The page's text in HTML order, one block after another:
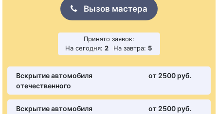
Вызов мастера
Принято заявок:
На сегодня: 2 На завтра: 5
Вскрытие автомобиля
отечественного
от 2500 pуб.
Вскрытие автомобиля
от 2500 pуб.